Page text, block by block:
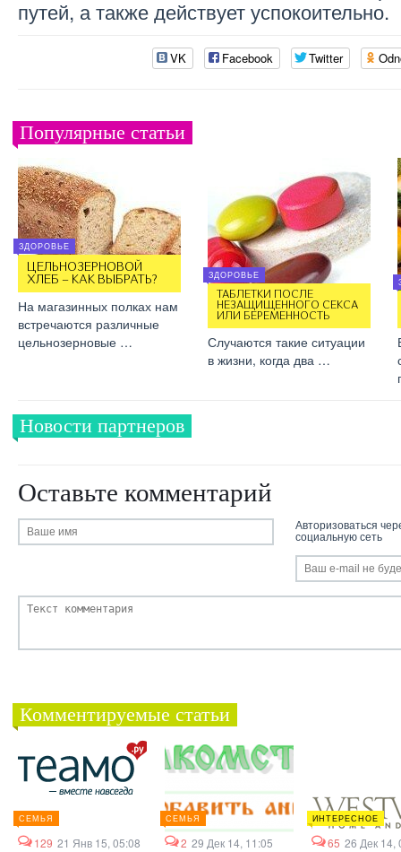
путей, а также действует успокоительно.
VK Facebook Twitter
Популярные статьи
ЗДОРОВЬЕ
ЦЕЛЬНОЗЕРНОВОЙ
ХЛЕБ – КАК ВЫБРАТЬ?
На магазинных полках нам
встречаются различные
цельнозерновые …
ЗДОРОВЬЕ
ТАБЛЕТКИ ПОСЛЕ
НЕЗАЩИЩЕННОГО СЕКСА
ИЛИ БЕРЕМЕННОСТЬ
Случаются такие ситуации
в жизни, когда два …
Новости партнеров
Оставьте комментарий
Авторизоваться
социальную сеть
Комментируемые статьи
СЕМЬЯ
129 21 Янв 15, 05:08
СЕМЬЯ
2 29 Дек 14, 11:05
ИНТЕРЕСНОЕ
65 26 Дек 14,